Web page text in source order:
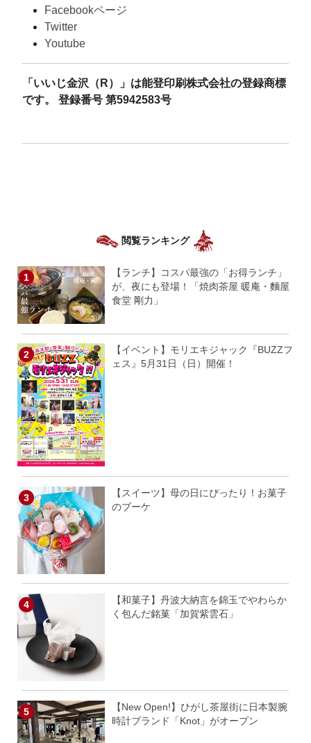
Facebookページ
Twitter
Youtube
「いいじ金沢（R）」は能登印刷株式会社の登録商標
です。
登録番号 第5942583号
閲覧ランキング
【ランチ】コスパ最強の「お得ランチ」
が、夜にも登場！「焼肉茶屋 暖庵・麵屋
食堂 剛力」
【イベント】モリエキジャック『BUZZフ
ェス』5月31日（日）開催！
【スイーツ】母の日にぴったり！お菓子
のブーケ
【和菓子】丹波大納言を錦玉でやわらか
く包んだ銘菓「加賀紫雲石」
【New Open!】ひがし茶屋街に日本製腕
時計ブランド「Knot」がオープン